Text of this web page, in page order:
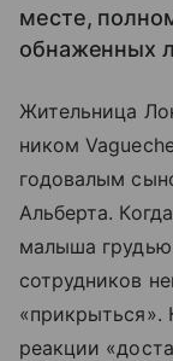
месте,
обнаженных
Жительница
ником
годовалым
Альберта.
малыша
сотрудников
«прикрыться».
реакции